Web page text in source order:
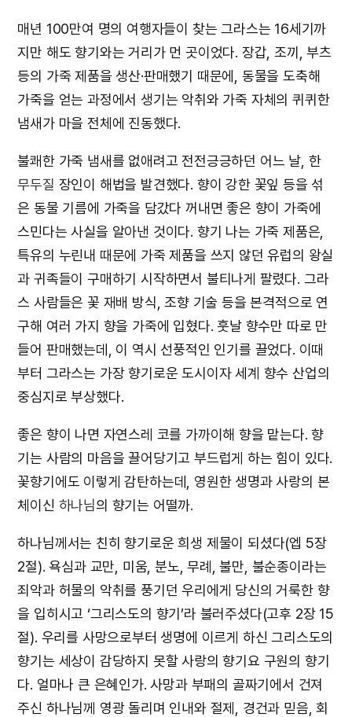
매년 100만여 명의 여행자들이 찾는 그라스는 16세기까
지만 해도 향기와는 거리가 먼 곳이었다. 장갑, 조끼, 부츠
등의 가죽 제품을 생산·판매했기 때문에, 동물을 도축해
가죽을 얻는 과정에서 생기는 악취와 가죽 자체의 퀴퀴한
냄새가 마을 전체에 진동했다.
불쾌한 가죽 냄새를 없애려고 전전긍긍하던 어느 날, 한
무두질 장인이 해법을 발견했다. 향이 강한 꽃잎 등을 섞
은 동물 기름에 가죽을 담갔다 꺼내면 좋은 향이 가죽에
스민다는 사실을 알아낸 것이다. 향기 나는 가죽 제품은,
특유의 누린내 때문에 가죽 제품을 쓰지 않던 유럽의 왕실
과 귀족들이 구매하기 시작하면서 불티나게 팔렸다. 그라
스 사람들은 꽃 재배 방식, 조향 기술 등을 본격적으로 연
구해 여러 가지 향을 가죽에 입혔다. 훗날 향수만 따로 만
들어 판매했는데, 이 역시 선풍적인 인기를 끌었다. 이때
부터 그라스는 가장 향기로운 도시이자 세계 향수 산업의
중심지로 부상했다.
좋은 향이 나면 자연스레 코를 가까이해 향을 맡는다. 향
기는 사람의 마음을 끌어당기고 부드럽게 하는 힘이 있다.
꽃향기에도 이렇게 감탄하는데, 영원한 생명과 사랑의 본
체이신 하나님의 향기는 어떨까.
하나님께서는 친히 향기로운 희생 제물이 되셨다(엡 5장
2절). 욕심과 교만, 미움, 분노, 무례, 불만, 불순종이라는
죄악과 허물의 악취를 풍기던 우리에게 당신의 거룩한 향
을 입히시고 ‘그리스도의 향기’라 불러주셨다(고후 2장 15
절). 우리를 사망으로부터 생명에 이르게 하신 그리스도의
향기는 세상이 감당하지 못할 사랑의 향기요 구원의 향기
다. 얼마나 큰 은혜인가. 사망과 부패의 골짜기에서 건져
주신 하나님께 영광 돌리며 인내와 절제, 경건과 믿음, 회